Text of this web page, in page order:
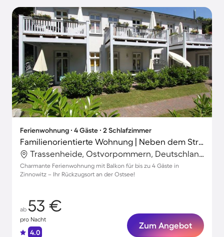
Ferienwohnung ∙ 4 Gäste ∙ 2 Schlafzimmer
Familienorientierte Wohnung | Neben dem Strand
Trassenheide, Ostvorpommern, Deutschland
Charmante Ferienwohnung mit Balkon für bis zu 4 Gäste in
Zinnowitz – Ihr Rückzugsort an der Ostsee!
ab 53 €
pro Nacht
4.0
Zum Angebot